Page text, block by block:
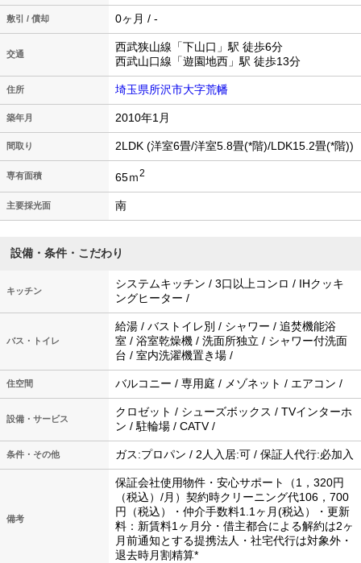
敷引 / 償却 0ヶ月 / -
交通
西武狭山線「下山口」駅 徒歩6分
西武山口線「遊園地西」駅 徒歩13分
住所 埼玉県所沢市大字荒幡
築年月 2010年1月
間取り 2LDK (洋室6畳/洋室5.8畳(*階)/LDK15.2畳(*階))
専有面積 65ｍ2
主要採光面 南
設備・条件・こだわり
キッチン
システムキッチン / 3口以上コンロ / IHクッキ
ングヒーター /
バス・トイレ
給湯 / バストイレ別 / シャワー / 追焚機能浴
室 / 浴室乾燥機 / 洗面所独立 / シャワー付洗面
台 / 室内洗濯機置き場 /
住空間 バルコニー / 専用庭 / メゾネット / エアコン /
設備・サービス
クロゼット / シューズボックス / TVインターホ
ン / 駐輪場 / CATV /
条件・その他 ガス:プロパン / 2人入居:可 / 保証人代行:必加入
備考
保証会社使用物件・安心サポート（1，320円
（税込）/月）契約時クリーニング代106，700
円（税込）・仲介手数料1.1ヶ月(税込）・更新
料：新賃料1ヶ月分・借主都合による解約は2ヶ
月前通知とする提携法人・社宅代行は対象外・
退去時月割精算*